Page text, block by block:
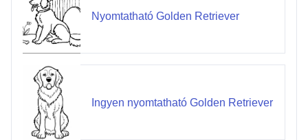
Nyomtatható Golden Retriever
Ingyen nyomtatható Golden Retriever